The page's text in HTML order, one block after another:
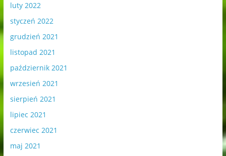
luty 2022
styczeń 2022
grudzień 2021
listopad 2021
październik 2021
wrzesień 2021
sierpień 2021
lipiec 2021
czerwiec 2021
maj 2021